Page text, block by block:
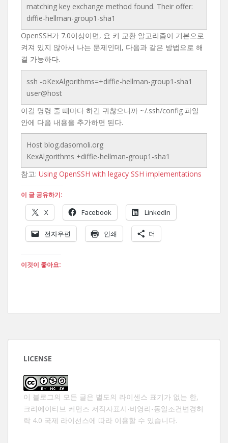
matching key exchange method found. Their offer:
diffie-hellman-group1-sha1
OpenSSH가 7.0이상이면, 요 키 교환 알고리즘이 기본으로
켜져 있지 않아서 나는 문제인데, 다음과 같은 방법으로 해
결 가능하다.
ssh -oKexAlgorithms=+diffie-hellman-group1-sha1
user@host
이걸 명령 줄 때마다 하긴 귀찮으니까 ~/.ssh/config 파일
안에 다음 내용을 추가하면 된다.
Host blog.dasomoli.org
KexAlgorithms +diffie-hellman-group1-sha1
참고: Using OpenSSH with legacy SSH implementations
이 글 공유하기:
X Facebook LinkedIn
전자우편 인쇄 더
이것이 좋아요:
LICENSE
이 블로그의 모든 글은 별도의 라이센스 표기가 없는 한,
크리에이티브 커먼즈 저작자표시-비영리-동일조건변경허
락 4.0 국제 라이선스에 따라 이용할 수 있습니다.